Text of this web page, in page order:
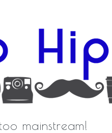
mainstream!